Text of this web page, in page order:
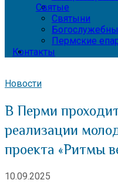
Святые
Святыни
Пермские
Контакты
Новости
В Перми
реализации
проекта «Ритмы
10.09.2025